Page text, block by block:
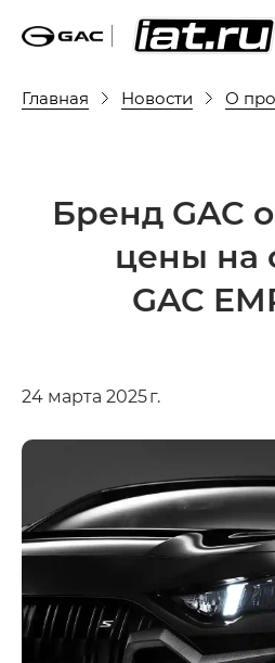
Главная Новости О
Бренд GAC
цены на
GAC
24 марта 2025 г.